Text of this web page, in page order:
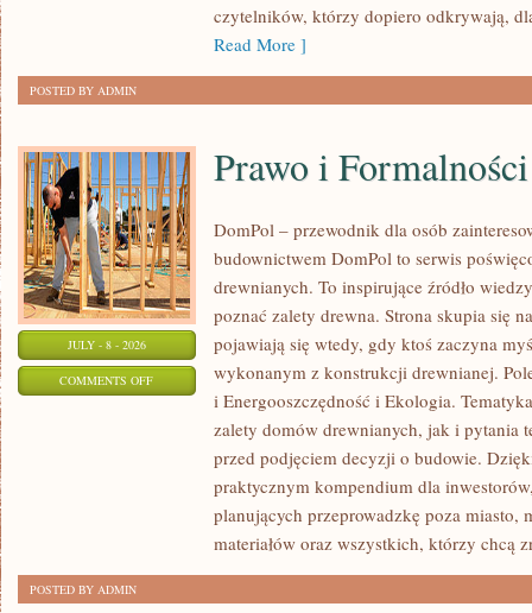
czytelników, którzy dopiero odkrywają,
Read More ]
POSTED BY ADMIN
JULY - 8 - 2026
COMMENTS OFFON
FORMALNOŚCI
Prawo i Formalności
DomPol – przewodnik dla osób
budownictwem DomPol to serwis
drewnianych. To inspirujące źródło
poznać zalety drewna. Strona skupia się
pojawiają się wtedy, gdy ktoś zaczyna
wykonanym z konstrukcji drewnianej.
i Energooszczędność i Ekologia.
zalety domów drewnianych, jak i pytania
przed podjęciem decyzji o budowie.
praktycznym kompendium dla
planujących przeprowadzkę poza miasto,
materiałów oraz wszystkich, którzy chcą
POSTED BY ADMIN